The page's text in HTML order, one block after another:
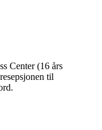
Center (16 års
til